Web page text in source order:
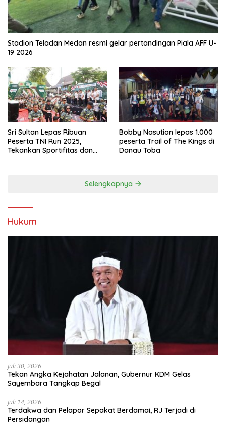
Stadion Teladan Medan resmi gelar pertandingan Piala AFF U-
19 2026
Sri Sultan Lepas Ribuan
Peserta TNI Run 2025,
Tekankan Sportifitas dan
Bobby Nasution lepas 1.000
peserta Trail of The Kings di
Danau Toba
Selengkapnya
Hukum
Juli 30, 2026
Tekan Angka Kejahatan Jalanan, Gubernur KDM Gelas
Sayembara Tangkap Begal
Juli 14, 2026
Terdakwa dan Pelapor Sepakat Berdamai, RJ Terjadi di
Persidangan